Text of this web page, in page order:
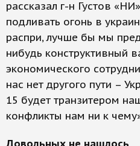
рассказал г-н Густов
подливать огонь в
распри, лучше бы мы
нибудь конструктивный
экономического
нас нет другого пути –
15 будет транзитером
конфликты нам ни к